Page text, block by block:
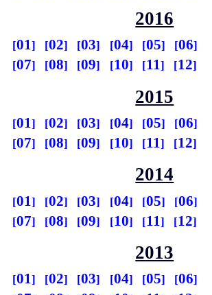
2016
01 02 03 04 05
06
07
08 09 10 11 12
2015
01 02 03 04 05
06
07
08 09 10 11 12
2014
01 02 03 04 05
06
07
08 09 10 11 12
2013
01 02 03 04 05
06